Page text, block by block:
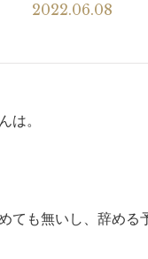
2022.06.08
は。
ても無いし、辞める